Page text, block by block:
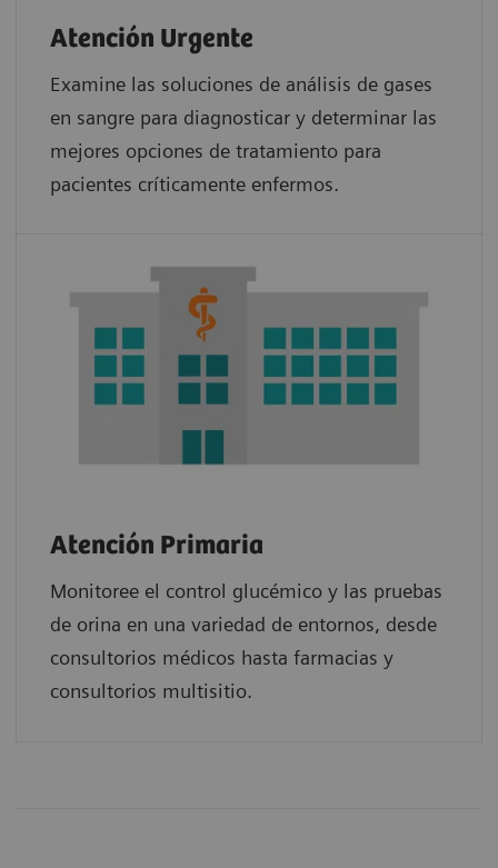
Atención Urgente
Examine las soluciones de análisis de gases
en sangre para diagnosticar y determinar las
mejores opciones de tratamiento para
pacientes críticamente enfermos.
Atención Primaria
Monitoree el control glucémico y las pruebas
de orina en una variedad de entornos, desde
consultorios médicos hasta farmacias y
consultorios multisitio.